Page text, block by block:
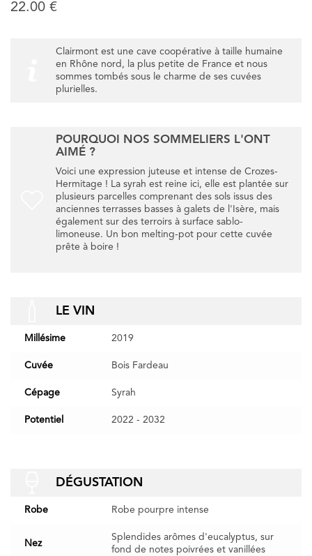
22.00 €
Clairmont est une cave coopérative à taille humaine
en Rhône nord, la plus petite de France et nous
sommes tombés sous le charme de ses cuvées
plurielles.
POURQUOI NOS SOMMELIERS L'ONT
AIMÉ ?
Voici une expression juteuse et intense de Crozes-
Hermitage ! La syrah est reine ici, elle est plantée sur
plusieurs parcelles comprenant des sols issus des
anciennes terrasses basses à galets de l'Isère, mais
également sur des terroirs à surface sablo-
limoneuse. Un bon melting-pot pour cette cuvée
prête à boire !
LE VIN
Millésime 2019
Cuvée Bois Fardeau
Cépage Syrah
Potentiel 2022 - 2032
DÉGUSTATION
Robe Robe pourpre intense
Nez
Splendides arômes d'eucalyptus, sur
fond de notes poivrées et vanillées